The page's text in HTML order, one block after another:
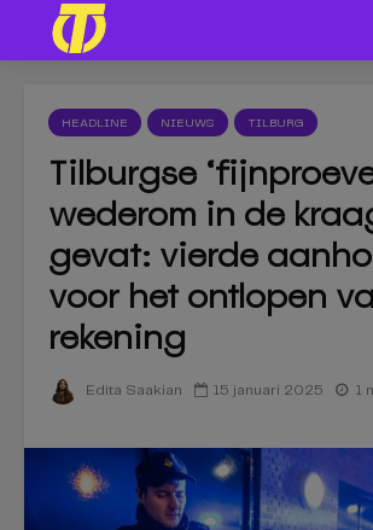
HEADLINE NIEUWS TILBURG
Tilburgse
wederom in de
gevat: vierde
voor het ontlopen
rekening
Edita Saakian 15 januari 2025 1